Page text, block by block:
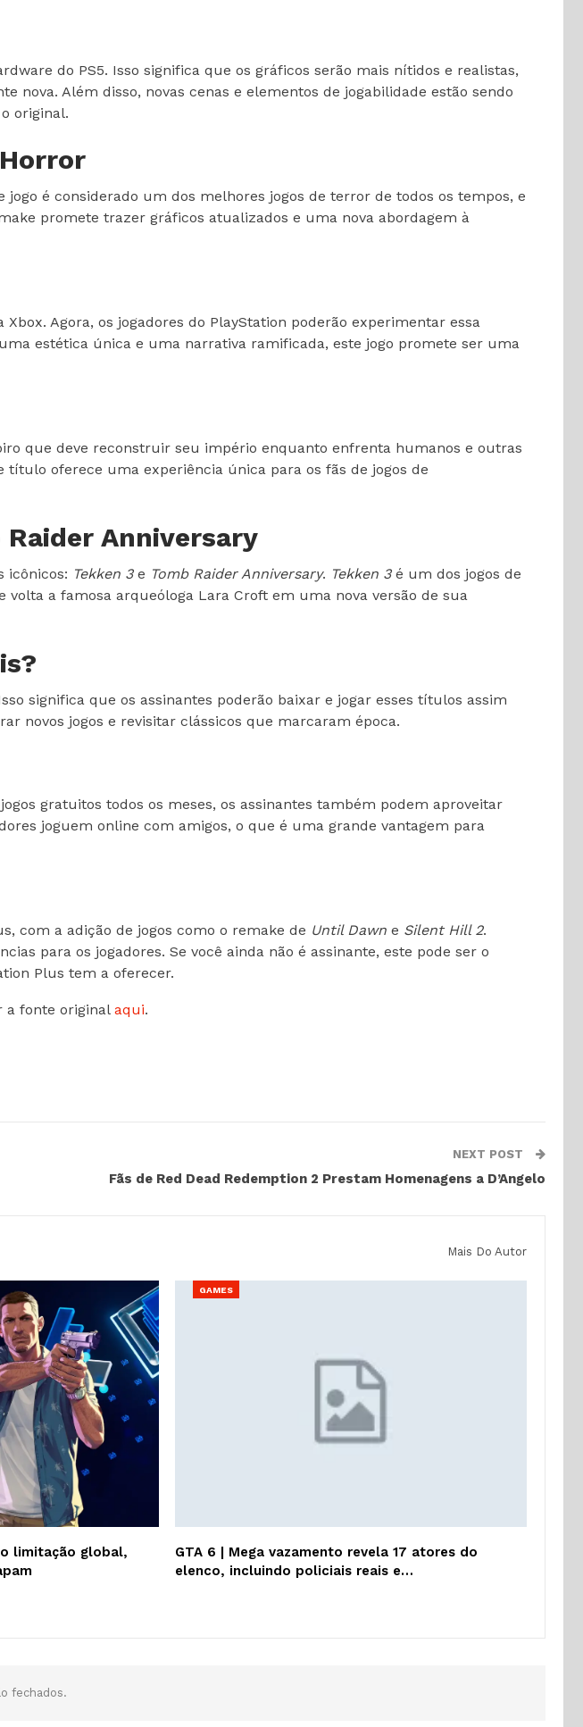
do PS5. Isso significa que os gráficos serão mais nítidos e realistas,
Além disso, novas cenas e elementos de jogabilidade estão sendo
original.
jogo é considerado um dos melhores jogos de terror de todos os tempos, e
promete trazer gráficos atualizados e uma nova abordagem à
Agora, os jogadores do PlayStation poderão experimentar essa
estética única e uma narrativa ramificada, este jogo promete ser uma
que deve reconstruir seu império enquanto enfrenta humanos e outras
oferece uma experiência única para os fãs de jogos de
Anniversary
icônicos: Tekken 3e Tomb Raider Anniversary. Tekken 3é um dos jogos de
volta a famosa arqueóloga Lara Croft em uma nova versão de sua
significa que os assinantes poderão baixar e jogar esses títulos assim
novos jogos e revisitar clássicos que marcaram época.
gratuitos todos os meses, os assinantes também podem aproveitar
joguem online com amigos, o que é uma grande vantagem para
com a adição de jogos como o remake de Until Dawn e Silent Hill 2.
para os jogadores. Se você ainda não é assinante, este pode ser o
Plus tem a oferecer.
a fonte original aqui.
NEXT POST
Fãs de Red Dead Redemption 2 Prestam Homenagens a D’Angelo
Mais Do Autor
limitação global,
GAMES
GTA 6 | Mega vazamento revela 17 atores do
elenco, incluindo policiais reais e…
fechados.